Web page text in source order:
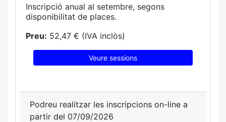
Inscripció anual al setembre, segons
disponibilitat de places.
Preu: 52,47 € (IVA inclòs)
Veure sessions
Podreu realitzar les inscripcions on-line a
partir del 07/09/2026